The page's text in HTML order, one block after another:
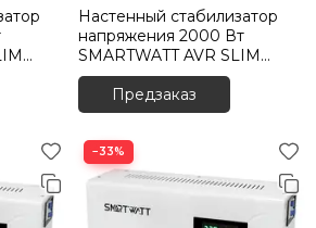
Настенный стабилизатор
напряжения 2000 Вт
SMARTWATT AVR SLIM
2000RW
Предзаказ
−33%